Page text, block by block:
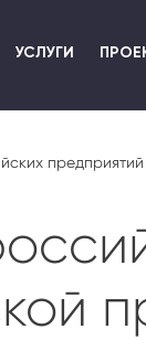
УСЛУГИ